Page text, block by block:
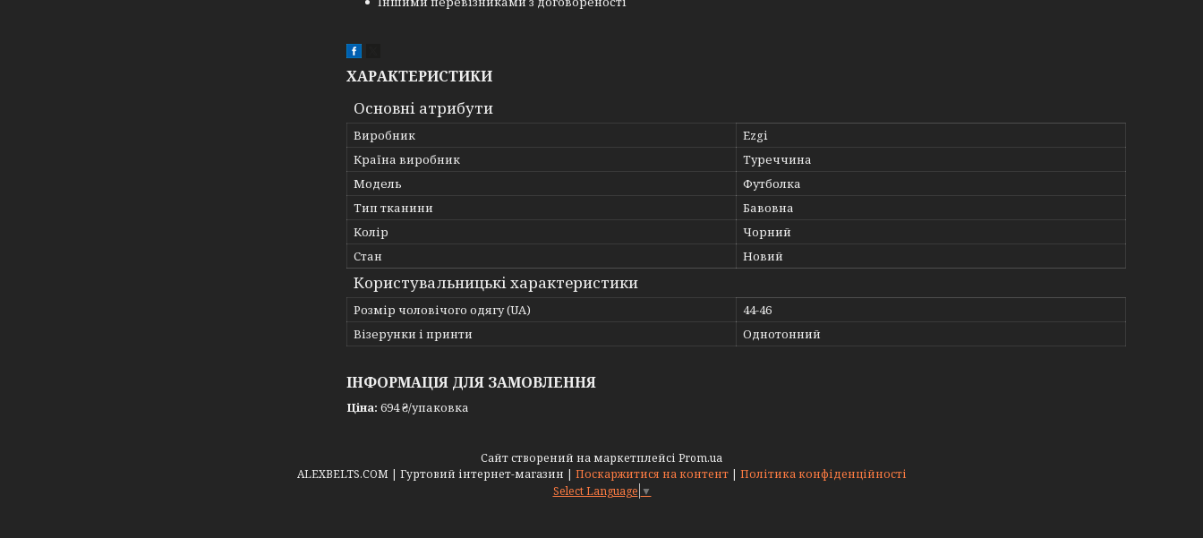
ХАРАКТЕРИСТИКИ
Основні атрибути
Виробник
Ezgi
Країна виробник
Туреччина
Модель
Футболка
Тип тканини
Бавовна
Колір
Чорний
Стан
Новий
Користувальницькі характеристики
Розмір чоловічого одягу (UA)
44-46
Візерунки і принти
Однотонний
ІНФОРМАЦІЯ ДЛЯ ЗАМОВЛЕННЯ
Ціна: 694 ₴/упаковка
Сайт створений на маркетплейсі Prom.ua
ALEXBELTS.COM | Гуртовий інтернет-магазин | Поскаржитися на контент | Політика конфіденційності
Select Language ▼